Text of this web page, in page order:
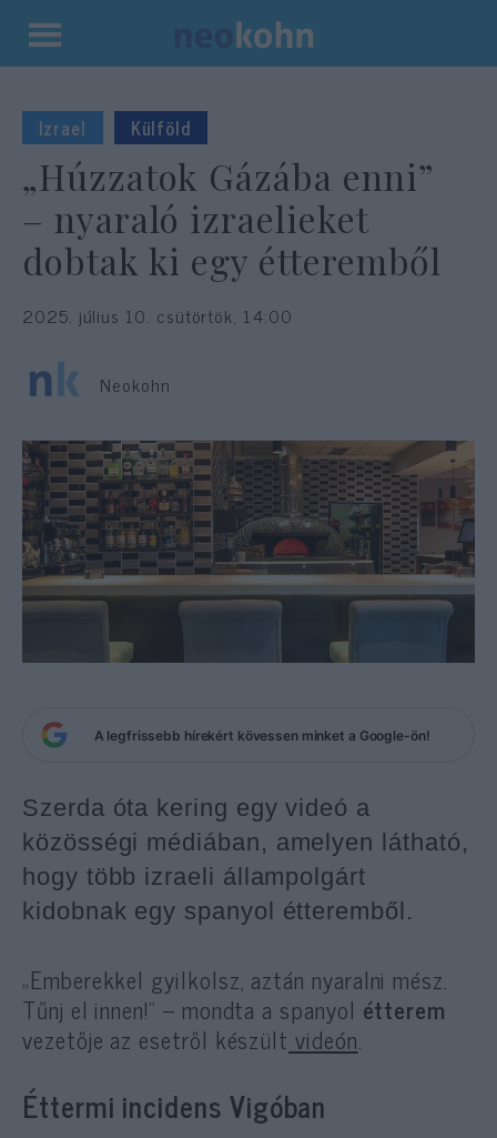
Kilépés
tartalomba
Izrael Külföld
„Húzzatok Gázába enni”
– nyaraló izraelieket
dobtak ki egy étteremből
2025. július 10. csütörtök, 14:00
Neokohn
A legfrissebb hírekért kövessen minket a Google-ön!
Szerda óta kering egy videó a
közösségi médiában, amelyen látható,
hogy több izraeli állampolgárt
kidobnak egy spanyol étteremből.
„Emberekkel gyilkolsz, aztán nyaralni mész.
Tűnj el innen!” – mondta a spanyol étterem
vezetője az esetről készült videón.
Éttermi incidens Vigóban